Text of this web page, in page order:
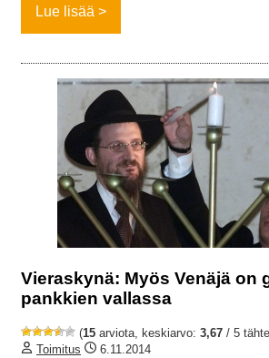
Lue lisää
Vieraskynä: Myös Venäjä on
pankkien vallassa
(15 arviota, keskiarvo: 3,67 / 5
Toimitus
6.11.2014